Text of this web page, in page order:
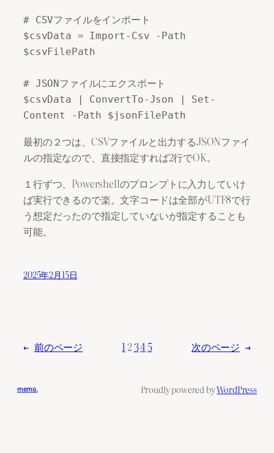
# CSVファイルをインポート
$csvData = Import-Csv -Path
$csvFilePath
# JSONファイルにエクスポート
$csvData | ConvertTo-Json | Set-
Content -Path $jsonFilePath
最初の２つは、CSVファイルと出力するJSONファイ
ルの指定なので、直接指定すれば2行でOK。
１行ずつ、Powershellのプロンプトに入力していけ
ば実行できるので楽。文字コードは全部がUTF8で行
う想定だったので指定していないが指定することも
可能。
2025年2月15日
← 前のページ 12345 次のページ →
memo. Proudly powered byWordPress